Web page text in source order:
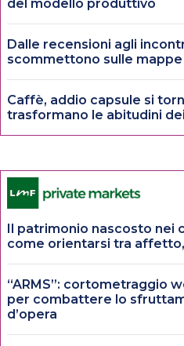
del modello produttivo
Dalle recensioni agli
scommettono sulle
Caffè, addio capsule si
trasformano le abitudini
Il patrimonio nascosto nei
come orientarsi tra
“ARMS”: cortometraggio
per combattere lo
d’opera